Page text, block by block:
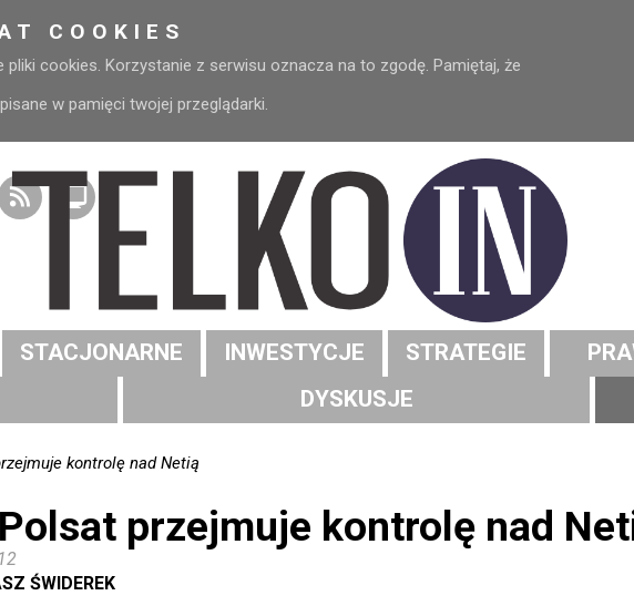
COOKIES
pliki cookies. Korzystanie z serwisu oznacza na to zgodę. Pamiętaj, że
w pamięci twojej przeglądarki.
STACJONARNE INWESTYCJE STRATEGIE
DYSKUSJE
kontrolę nad Netią
przejmuje kontrolę nad
ŚWIDEREK